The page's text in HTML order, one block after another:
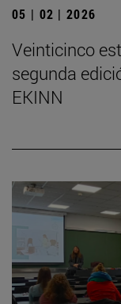
05 | 02 | 2026
Veinticinco
segunda
EKINN